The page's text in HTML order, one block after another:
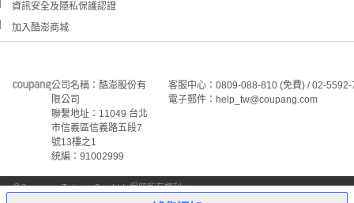
資訊安全及隱私保護認證
加入酷澎商城
公司名稱：酷澎股份有
限公司
聯繫地址：11049 台北
市信義區信義路五段7
號13樓之1
統編：91002999
客服中心：0809-088-810 (免費) / 02-
電子郵件：help_tw@coupang.com
©Coupang Taiwan Co., Ltd. 保留所有權利。